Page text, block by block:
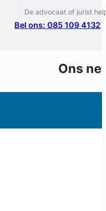
De advocaat of jurist
Bel ons: 085 109 4132
Ons